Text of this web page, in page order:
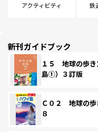
アクティビティ 鉄
新刊ガイドブック
１５ 地球の歩
島①）３訂版
Ｃ０２ 地球の
８